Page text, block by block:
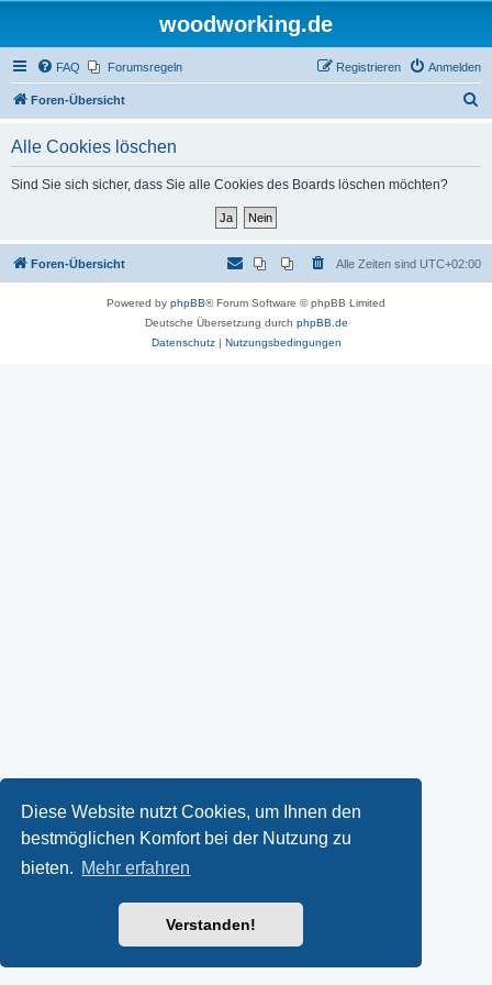
Diese Website nutzt Cookies, um Ihnen den
bestmöglichen Komfort bei der Nutzung zu
bieten. Mehr erfahren
Verstanden!
woodworking.de
FAQ Forumsregeln Anmelden
Registrieren
Foren-Übersicht
Alle Cookies löschen
Sind Sie sich sicher, dass Sie alle Cookies des Boards löschen möchten?
Foren-Übersicht Alle Zeiten sind UTC+02:00
Powered by phpBB® Forum Software © phpBB Limited
Deutsche Übersetzung durch phpBB.de
Datenschutz| Nutzungsbedingungen